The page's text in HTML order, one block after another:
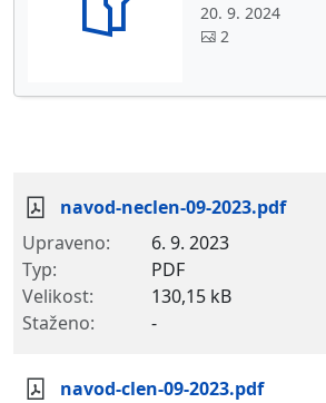
20. 9. 2024
2
navod-neclen-09-2023.pdf
6. 9. 2023
PDF
130,15 kB
-
navod-clen-09-2023.pdf